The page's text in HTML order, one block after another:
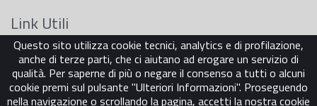
Link Utili
Sostenitori
Carta dei Servizi
Cookie Policy
Privacy Policy
Questo sito utilizza cookie tecnici, analytics e di profilazione,
anche di terze parti, che ci aiutano ad erogare un servizio di
qualità. Per saperne di più o negare il consenso a tutti o alcuni
cookie premi sul pulsante "Ulteriori Informazioni". Proseguendo
nella navigazione o scrollando la pagina, accetti la nostra cookie